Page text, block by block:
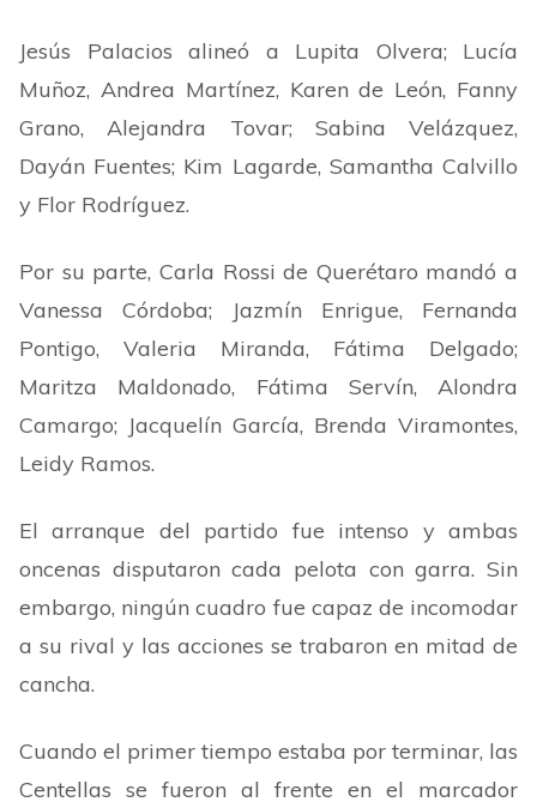
Jesús Palacios alineó a Lupita Olvera; Lucía
Muñoz, Andrea Martínez, Karen de León, Fanny
Grano, Alejandra Tovar; Sabina Velázquez,
Dayán Fuentes; Kim Lagarde, Samantha Calvillo
y Flor Rodríguez.
Por su parte, Carla Rossi de Querétaro mandó a
Vanessa Córdoba; Jazmín Enrigue, Fernanda
Pontigo, Valeria Miranda, Fátima Delgado;
Maritza Maldonado, Fátima Servín, Alondra
Camargo; Jacquelín García, Brenda Viramontes,
Leidy Ramos.
El arranque del partido fue intenso y ambas
oncenas disputaron cada pelota con garra. Sin
embargo, ningún cuadro fue capaz de incomodar
a su rival y las acciones se trabaron en mitad de
cancha.
Cuando el primer tiempo estaba por terminar, las
Centellas se fueron al frente en el marcador